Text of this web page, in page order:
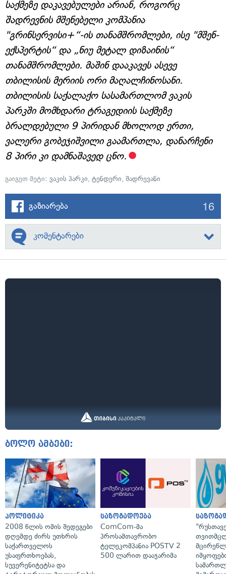
საქმეზე დაკავებულები არიან, როგორც
შადრევნის მშენებელი კომპანია
"გრინსერვისი+“-ის თანამშრომლები, ისე "მშენ-
ექსპერტის“ და „ნიუ მეტალ დიზაინის“
თანამშრომლები. მაშინ დააკავეს ასევე
თბილისის მერიის ორი მაღალჩინოსანი.
თბილისის საქალაქო სასამართლომ ვაკის
პარკში მომხდარი ტრაგედიის საქმეზე
ბრალდებული 9 პირიდან მხოლოდ ერთი,
ვალერი გობეჯიშვილი გაამართლა, დანარჩენი
8 პირი კი დამნაშავედ ცნო.
გაიგეთ მეტი: ვაკის პარკი, ტენდერი, შადრევანი
გაზიარება 16
კომენტარები
ბოლო ამბები:
პოლიტიკა
2008 წლის ომის შედეგები
დღემდე ძირს უთხრის
საქართველოს
უსაფრთხოებას,
სუვერენიტეტსა და
საზოგადოება
ComCom-მა
პროსამთავრობო
ტელეკომპანია POSTV 2
500 ლარით დააჯარიმა